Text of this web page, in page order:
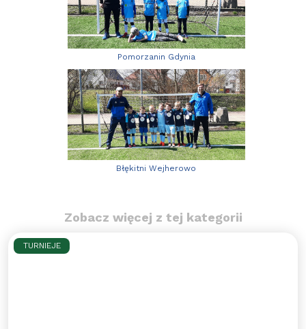
Pomorzanin Gdynia
Błękitni Wejherowo
Zobacz więcej z tej kategorii
TURNIEJE